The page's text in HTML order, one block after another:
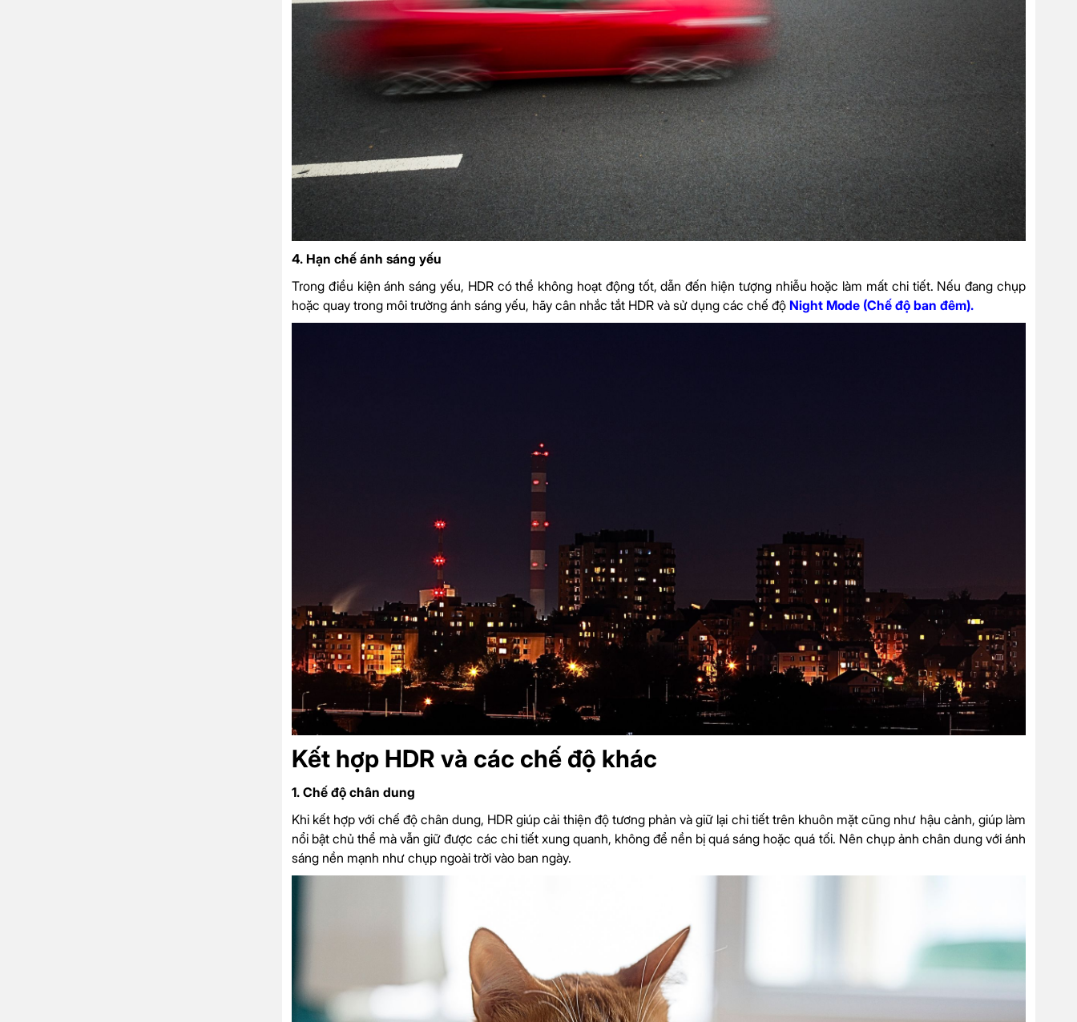
4. Hạn chế ánh sáng yếu
Trong điều kiện ánh sáng yếu, HDR có thể không hoạt động tốt, dẫn đến hiện tượng nhiễu hoặc làm mất chi tiết. Nếu đang chụp
hoặc quay trong môi trường ánh sáng yếu, hãy cân nhắc tắt HDR và sử dụng các chế độ Night Mode (Chế độ ban đêm).
Kết hợp HDR và các chế độ khác
1. Chế độ chân dung
Khi kết hợp với chế độ chân dung, HDR giúp cải thiện độ tương phản và giữ lại chi tiết trên khuôn mặt cũng như hậu cảnh, giúp làm
nổi bật chủ thể mà vẫn giữ được các chi tiết xung quanh, không để nền bị quá sáng hoặc quá tối. Nên chụp ảnh chân dung với ánh
sáng nền mạnh như chụp ngoài trời vào ban ngày.